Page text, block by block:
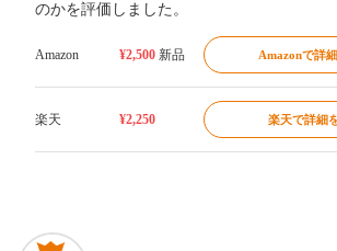
のかを評価しました。
Amazon ¥2,500 新品 Amazonで詳
楽天 ¥2,250 楽天で詳細